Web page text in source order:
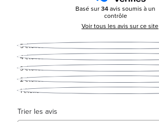
Basé sur34avis soumis à un
contrôle
Voir tous les avis sur ce site
5étoiles
4étoiles
3étoiles
2étoiles
1étoile
Trier les avis